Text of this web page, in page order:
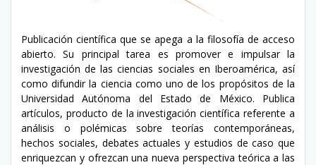
Publicación científica que se apega a la filosofía de acceso
abierto. Su principal tarea es promover e impulsar la
investigación de las ciencias sociales en Iberoamérica, así
como difundir la ciencia como uno de los propósitos de la
Universidad Autónoma del Estado de México. Publica
artículos, producto de la investigación científica referente a
análisis o polémicas sobre teorías contemporáneas,
hechos sociales, debates actuales y estudios de caso que
enriquezcan y ofrezcan una nueva perspectiva teórica a las